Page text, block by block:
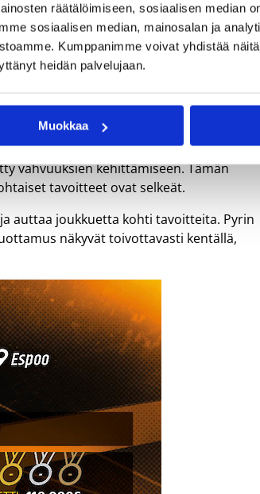
räätälöimiseen, sosiaalisen median
sosiaalisen median, mainosalan ja
Kumppanimme voivat yhdistää
heidän palvelujaan.
Muokkaa
vasta sarjan alkua edeltävällä viikolla,
isossa roolissa pelanneen Alexandra
pystynyt olosuhteisiin nähden
lukuun ottamatta. Valmistautumista
ja viime vuoden vahvistus
vahvuuksien kehittämiseen. Tämän
tavoitteet ovat selkeät.
auttaa joukkuetta kohti tavoitteita. Pyrin
näkyvät toivottavasti kentällä,